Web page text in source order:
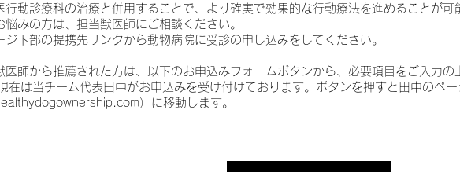
行動診療科の治療と併用することで、より確実で効果的な行動療法を進めることが可
悩みの方は、担当獣医師にご相談ください。
ジ下部の提携先リンクから動物病院に受診の申し込みをしてください。
医師から推薦された方は、以下のお申込みフォームボタンから、必要項目をご入力の
在は当チーム代表田中がお申込みを受け付けております。ボタンを押すと田中のペー
）に移動します。